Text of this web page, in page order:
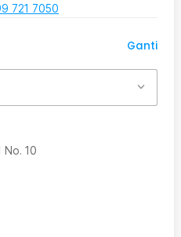
721 7050
Ganti
No. 10